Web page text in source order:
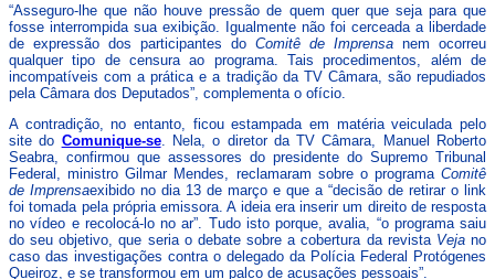
“Asseguro-lhe que não houve pressão de quem quer que seja para que
fosse interrompida sua exibição. Igualmente não foi cerceada a liberdade
de expressão dos participantes do Comitê de Imprensa nem ocorreu
qualquer tipo de censura ao programa. Tais procedimentos, além de
incompatíveis com a prática e a tradição da TV Câmara, são repudiados
pela Câmara dos Deputados”, complementa o ofício.
A contradição, no entanto, ficou estampada em matéria veiculada pelo
site do Comunique-se. Nela, o diretor da TV Câmara, Manuel Roberto
Seabra, confirmou que assessores do presidente do Supremo Tribunal
Federal, ministro Gilmar Mendes, reclamaram sobre o programa Comitê
de Imprensaexibido no dia 13 de março e que a “decisão de retirar o link
foi tomada pela própria emissora. A ideia era inserir um direito de resposta
no vídeo e recolocá-lo no ar”. Tudo isto porque, avalia, “o programa saiu
do seu objetivo, que seria o debate sobre a cobertura da revista Vejano
caso das investigações contra o delegado da Polícia Federal Protógenes
Queiroz, e se transformou em um palco de acusações pessoais”.